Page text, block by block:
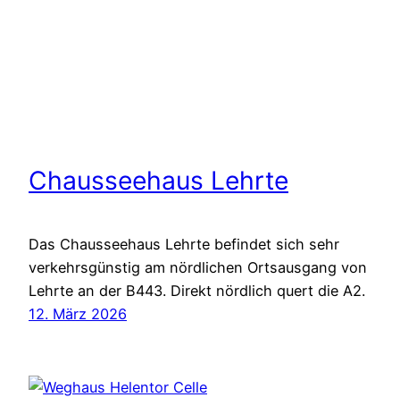
Chausseehaus Lehrte
Das Chausseehaus Lehrte befindet sich sehr
verkehrsgünstig am nördlichen Ortsausgang von
Lehrte an der B443. Direkt nördlich quert die A2.
12. März 2026